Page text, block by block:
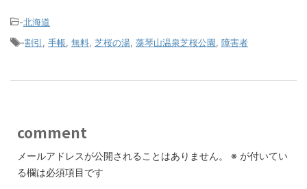
-北海道
-割引 手帳 無料 芝桜の湯 藻琴山温泉芝桜公園 障害者
comment
メールアドレスが公開されることはありません。 ※ が付いてい
る欄は必須項目です